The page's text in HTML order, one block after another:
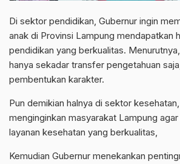
Di sektor pendidikan, Gubernur ingin
anak di Provinsi Lampung mendapatkan
pendidikan yang berkualitas.
hanya sekadar transfer pengetahuan
pembentukan karakter.
Pun demikian halnya di sektor
menginginkan masyarakat Lampung
layanan kesehatan yang berkualitas,
Kemudian Gubernur menekankan